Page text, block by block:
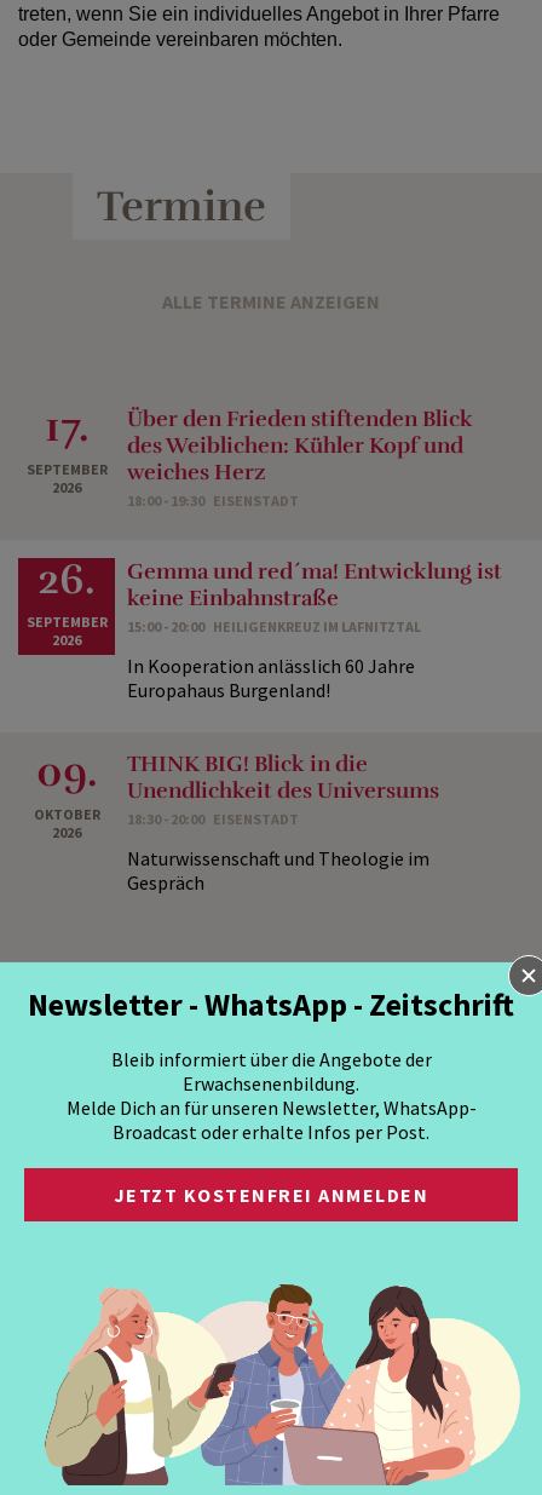
treten, wenn Sie ein individuelles Angebot in Ihrer Pfarre
oder Gemeinde vereinbaren möchten.
Termine
ALLE TERMINE ANZEIGEN
17.
SEPTEMBER
2026
Über den Frieden stiftenden Blick
des Weiblichen: Kühler Kopf und
weiches Herz
18:00 - 19:30 EISENSTADT
26.
SEPTEMBER
2026
Gemma und red´ma! Entwicklung ist
keine Einbahnstraße
15:00 - 20:00 HEILIGENKREUZ IM LAFNITZTAL
In Kooperation anlässlich 60 Jahre
Europahaus Burgenland!
09.
OKTOBER
2026
THINK BIG! Blick in die
Unendlichkeit des Universums
18:30 - 20:00 EISENSTADT
Naturwissenschaft und Theologie im
Gespräch
– Inspirationen zum
WERT(e)vollen Leben
Die Welt in kleinen Schritten verändern
ist das Ziel der neuen Impulsreihe. In
den begleiteten Modulen starten die
ein wenig besser zu machen. Dabei geht
es um Themen wie Menschenwürde,
Demokratie und Transparenz,
Solidarität und Gerechtigkeit sowie
ökologische Nachhaltigkeit. Diese
Werte werden aus unterschiedlichen
Perspektiven betrachtet womit der
gemeinsame leichte Lernprozess schon
mit dem ersten Befassen mit dem
Newsletter - WhatsApp - Zeitschrift
Bleib informiert über die Angebote der
Erwachsenenbildung.
Melde Dich an für unseren Newsletter, WhatsApp-
Broadcast oder erhalte Infos per Post.
JETZT KOSTENFREI ANMELDEN